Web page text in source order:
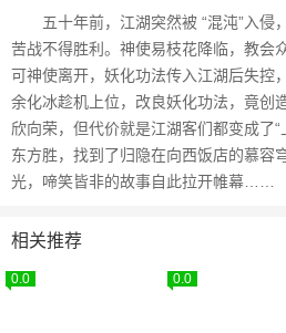
五十年前，江湖突然被 “混沌”入侵
苦战不得胜利。神使易枝花降临，教会
可神使离开，妖化功法传入江湖后失控
余化冰趁机上位，改良妖化功法，竟创
欣向荣，但代价就是江湖客们都变成了
东方胜，找到了归隐在向西饭店的慕容
光，啼笑皆非的故事自此拉开帷幕……
相关推荐
0.0 0.0